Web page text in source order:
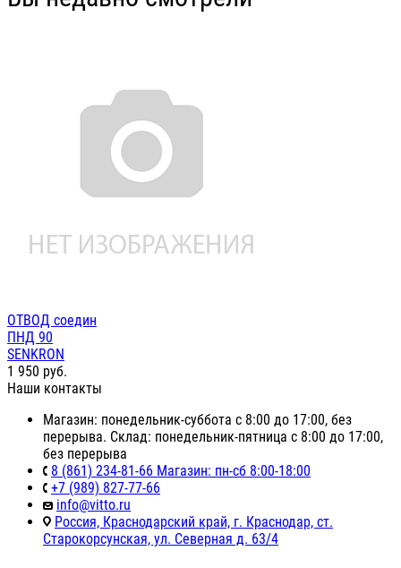
ОТВОД соедин
ПНД 90
SENKRON
1 950 руб.
Наши контакты
Магазин: понедельник-суббота с 8:00 до 17:00, без
перерыва. Склад: понедельник-пятница с 8:00 до 17:00,
без перерыва
8 (861) 234-81-66 Магазин: пн-сб 8:00-18:00
+7 (989) 827-77-66
info@vitto.ru
Россия, Краснодарский край, г. Краснодар, ст.
Старокорсунская, ул. Северная д. 63/4